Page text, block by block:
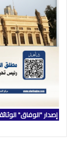
إصدار "الوفاق"